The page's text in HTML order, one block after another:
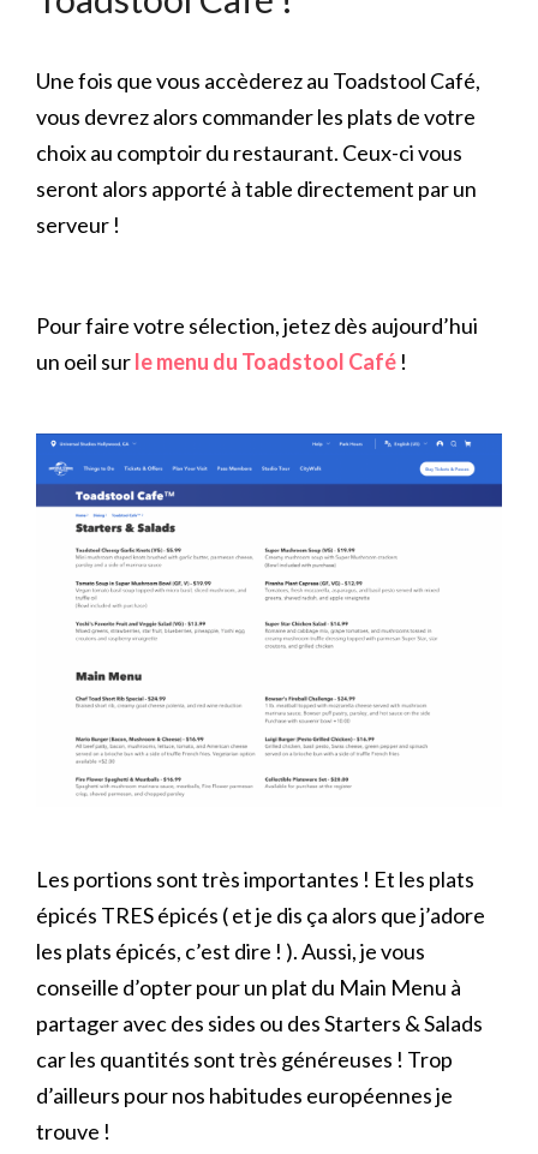
Une fois que vous accèderez au Toadstool Café,
vous devrez alors commander les plats de votre
choix au comptoir du restaurant. Ceux-ci vous
seront alors apporté à table directement par un
serveur !
Pour faire votre sélection, jetez dès aujourd’hui
un oeil surle menu du Toadstool Café !
Les portions sont très importantes ! Et les plats
épicés TRES épicés ( et je dis ça alors que j’adore
les plats épicés, c’est dire ! ). Aussi, je vous
conseille d’opter pour un plat du Main Menu à
partager avec des sides ou des Starters & Salads
car les quantités sont très généreuses ! Trop
d’ailleurs pour nos habitudes européennes je
trouve !